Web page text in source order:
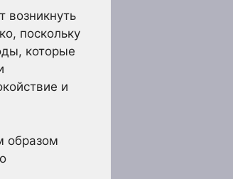
возникнуть
поскольку
которые
и
образом